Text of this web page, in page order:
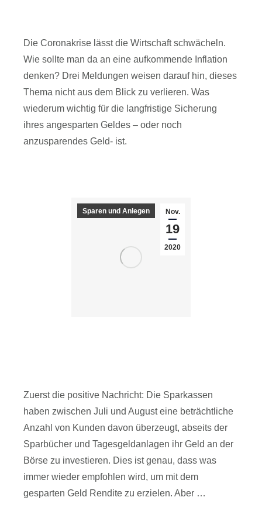
Die Coronakrise lässt die Wirtschaft schwächeln.
Wie sollte man da an eine aufkommende Inflation
denken? Drei Meldungen weisen darauf hin, dieses
Thema nicht aus dem Blick zu verlieren. Was
wiederum wichtig für die langfristige Sicherung
ihres angesparten Geldes – oder noch
anzusparendes Geld- ist.
Nov.
19
2020
Sparen und Anlegen
Zuerst die positive Nachricht: Die Sparkassen
haben zwischen Juli und August eine beträchtliche
Anzahl von Kunden davon überzeugt, abseits der
Sparbücher und Tagesgeldanlagen ihr Geld an der
Börse zu investieren. Dies ist genau, dass was
immer wieder empfohlen wird, um mit dem
gesparten Geld Rendite zu erzielen. Aber …